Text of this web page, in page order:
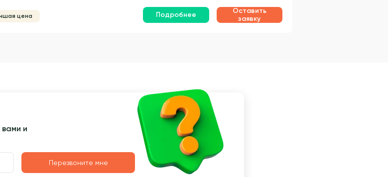
цена Подробнее
Оставить
заявку
и
Перезвоните мне